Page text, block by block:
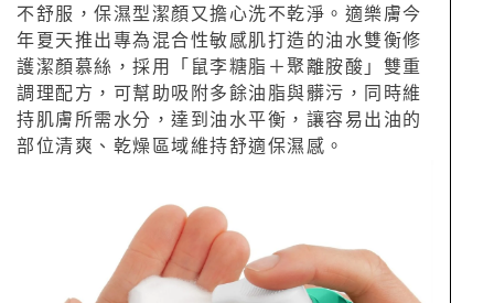
不舒服，保濕型潔顏又擔心洗不乾淨。適樂膚今
年夏天推出專為混合性敏感肌打造的油水雙衡修
護潔顏慕絲，採用「鼠李糖脂＋聚離胺酸」雙重
調理配方，可幫助吸附多餘油脂與髒污，同時維
持肌膚所需水分，達到油水平衡，讓容易出油的
部位清爽、乾燥區域維持舒適保濕感。